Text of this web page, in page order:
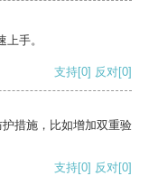
手。
支持[0] 反对[0]
措施，比如增加双重验
支持[0] 反对[0]